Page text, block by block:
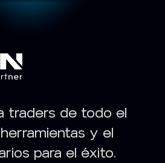
traders de todo el
y el
para el éxito.